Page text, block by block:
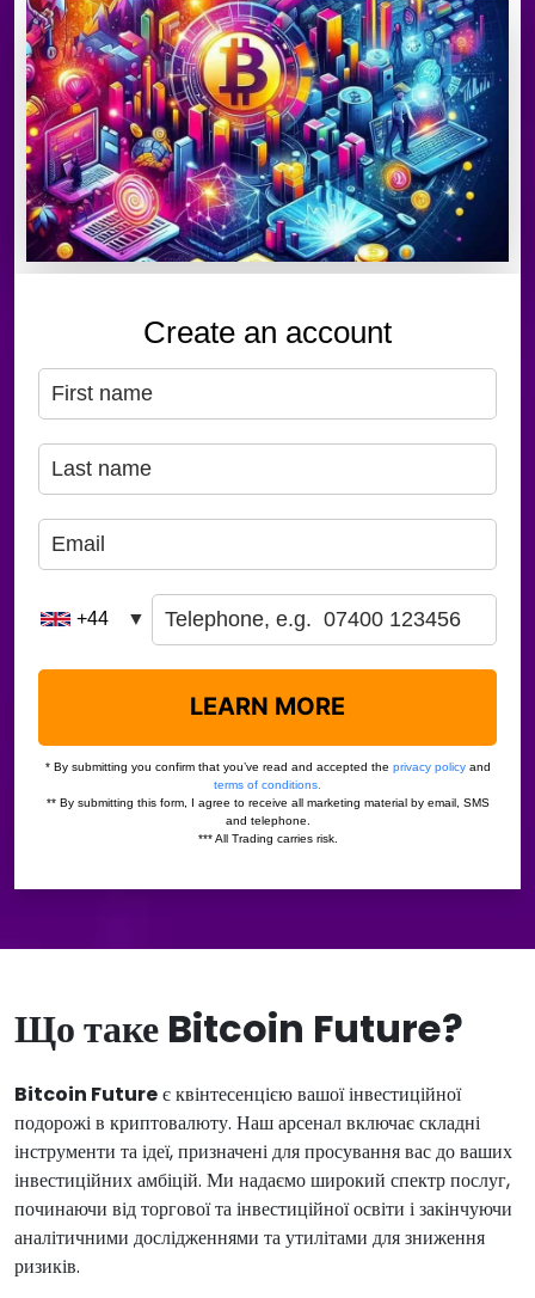
Що таке Bitcoin Future?
Bitcoin Futureє квінтесенцією вашої інвестиційної
подорожі в криптовалюту. Наш арсенал включає складні
інструменти та ідеї, призначені для просування вас до ваших
інвестиційних амбіцій. Ми надаємо широкий спектр послуг,
починаючи від торгової та інвестиційної освіти і закінчуючи
аналітичними дослідженнями та утилітами для зниження
ризиків.